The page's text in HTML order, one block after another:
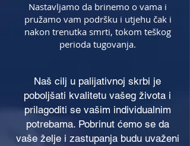
Nastavljamo da brinemo o vama i
pružamo vam podršku i utjehu čak i
nakon trenutka smrti, tokom teškog
perioda tugovanja.
Naš cilj u palijativnoj skrbi je
poboljšati kvalitetu vašeg života i
prilagoditi se vašim individualnim
potrebama. Pobrinut ćemo se da
vaše želje i zastupanja budu uvaženi